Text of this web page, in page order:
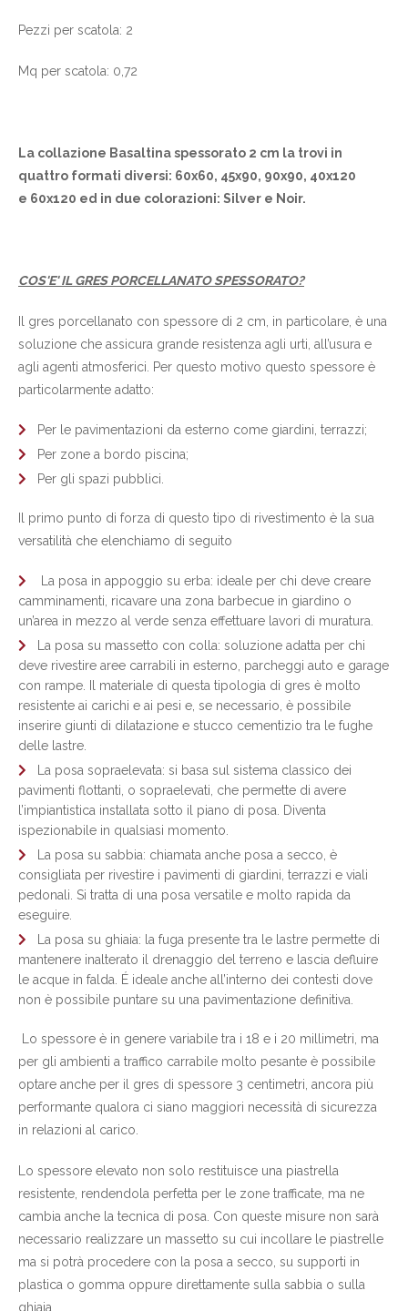
Pezzi per scatola: 2
Mq per scatola: 0,72
La collazione Basaltina spessorato 2 cm la trovi in
quattro formati diversi: 60x60, 45x90, 90x90, 40x120
e 60x120 ed in due colorazioni: Silver e Noir.
COS'E' IL GRES PORCELLANATO SPESSORATO?
Il gres porcellanato con spessore di 2 cm, in particolare, è una
soluzione che assicura grande resistenza agli urti, all’usura e
agli agenti atmosferici. Per questo motivo questo spessore è
particolarmente adatto:
Per le pavimentazioni da esterno come giardini, terrazzi;
Per zone a bordo piscina;
Per gli spazi pubblici.
Il primo punto di forza di questo tipo di rivestimento è la sua
versatilità che elenchiamo di seguito
La posa in appoggio su erba: ideale per chi deve creare
camminamenti, ricavare una zona barbecue in giardino o
un’area in mezzo al verde senza effettuare lavori di muratura.
La posa su massetto con colla: soluzione adatta per chi
deve rivestire aree carrabili in esterno, parcheggi auto e garage
con rampe. Il materiale di questa tipologia di gres è molto
resistente ai carichi e ai pesi e, se necessario, è possibile
inserire giunti di dilatazione e stucco cementizio tra le fughe
delle lastre.
La posa sopraelevata: si basa sul sistema classico dei
pavimenti flottanti, o sopraelevati, che permette di avere
l’impiantistica installata sotto il piano di posa. Diventa
ispezionabile in qualsiasi momento.
La posa su sabbia: chiamata anche posa a secco, è
consigliata per rivestire i pavimenti di giardini, terrazzi e viali
pedonali. Si tratta di una posa versatile e molto rapida da
eseguire.
La posa su ghiaia: la fuga presente tra le lastre permette di
mantenere inalterato il drenaggio del terreno e lascia defluire
le acque in falda. É ideale anche all’interno dei contesti dove
non è possibile puntare su una pavimentazione definitiva.
Lo spessore è in genere variabile tra i 18 e i 20 millimetri, ma
per gli ambienti a traffico carrabile molto pesante è possibile
optare anche per il gres di spessore 3 centimetri, ancora più
performante qualora ci siano maggiori necessità di sicurezza
in relazioni al carico.
Lo spessore elevato non solo restituisce una piastrella
resistente, rendendola perfetta per le zone trafficate, ma ne
cambia anche la tecnica di posa. Con queste misure non sarà
necessario realizzare un massetto su cui incollare le piastrelle
ma si potrà procedere con la posa a secco, su supporti in
plastica o gomma oppure direttamente sulla sabbia o sulla
ghiaia.